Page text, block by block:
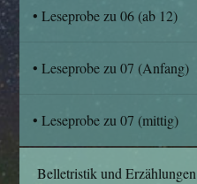
Leseprobe zu 06 (ab 12)
Leseprobe zu 07 (Anfang)
Leseprobe zu 07 (mittig)
Belletristik und Erzählungen